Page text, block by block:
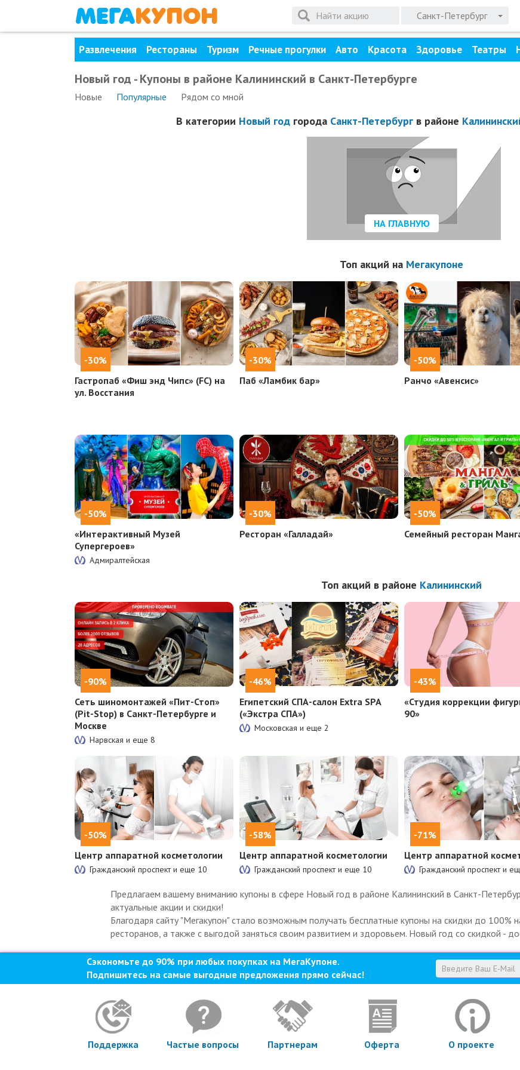
Санкт-Петербург
Развлечения Рестораны Туризм Речные прогулки Авто Красота Здоровье Театры
Новый год - Купоны в районе Калининский в Санкт-Петербурге
Новые Популярные Рядом со мной
В категории Новый годгорода Санкт-Петербургв районе
НА ГЛАВНУЮ
Топ акций на Мегакупоне
-30%
Гастропаб «Фиш энд Чипс» (FC) на
ул. Восстания
-30%
Паб «Ламбик бар»
-50%
Ранчо «Авенсис»
-50%
«Интерактивный Музей
Супергероев»
Адмиралтейская
-30%
Ресторан «Галладай»
-50%
Семейный ресторан
Топ акций в районе Калининский
-90%
Сеть шиномонтажей «Пит-Стоп»
(Pit-Stop) в Санкт-Петербурге и
Москве
Нарвская и еще 8
-46%
Египетский СПА-салон Extra SPA
(«Экстра СПА»)
Московская и еще 2
-43%
«Студия коррекции
90»
-50%
Центр аппаратной косметологии
Гражданский проспект и еще 10
-58%
Центр аппаратной косметологии
Гражданский проспект и еще 10
-71%
Центр аппаратной
Гражданский проспект и
Предлагаем вашему вниманию купоны в сфере Новый год в районе Калининский в Санкт-
актуальные акции и скидки!
Благодаря сайту "Мегакупон" стало возможным получать бесплатные купоны на скидки до 100%
ресторанов, а также с выгодой заняться своим развитием и здоровьем. Новый год со скидкой -
Сэкономьте до 90% при любых покупках на МегаКупоне.
Подпишитесь на самые выгодные предложения прямо сейчас!
Поддержка Частые вопросы Партнерам Оферта О проекте